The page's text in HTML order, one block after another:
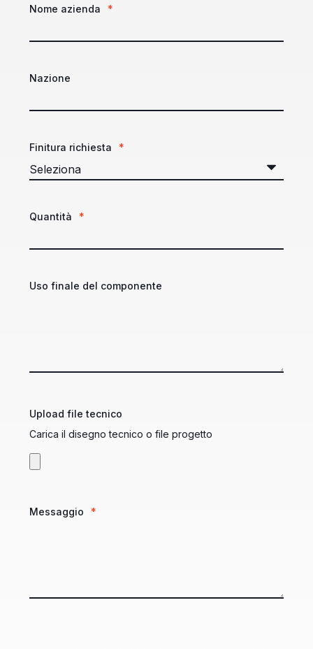
Nome azienda *
Nazione
Finitura richiesta *
Quantità *
Uso finale del componente
Upload file tecnico
Carica il disegno tecnico o file progetto
Messaggio *